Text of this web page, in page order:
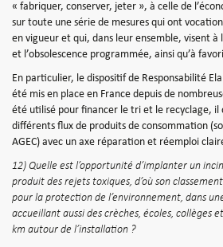
« fabriquer, conserver, jeter », à celle de
sur toute une série de mesures qui ont
en vigueur et qui, dans leur ensemble, visent
et l’obsolescence programmée, ainsi qu’à
En particulier, le dispositif de Responsabilité
été mis en place en France depuis de
été utilisé pour financer le tri et le recyclage, il
différents flux de produits de consommation
AGEC) avec un axe réparation et réemploi
12) Quelle est l’opportunité d’implanter un
produit des rejets toxiques, d’où son
pour la protection de l’environnement, dans
accueillant aussi des crèches, écoles, collèges
km autour de l’installation ?